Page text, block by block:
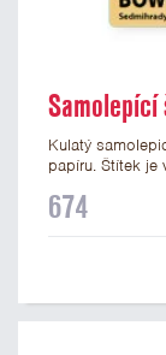
Kulatý
papíru. Štítek je
mm. Na štítek
674